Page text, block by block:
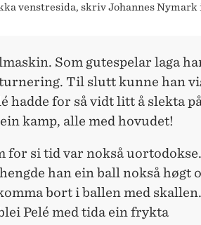
venstresida, skriv Johannes Nymark
Som gutespelar laga
turnering. Til slutt kunne han
hadde for så vidt litt å slekta
kamp, alle med hovudet!
for si tid var nokså
han ein ball nokså høgt
bort i ballen med
Pelé med tida ein frykta